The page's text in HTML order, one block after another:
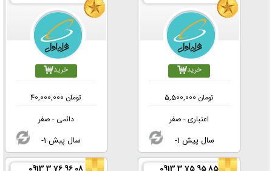
خرید
5,500,000 تومان
اعتباری - صفر
-1 سال پیش
خرید
40,000,000 تومان
دائمی - صفر
-1 سال پیش
0913 3 75 95 85
0913 3 76 96 08